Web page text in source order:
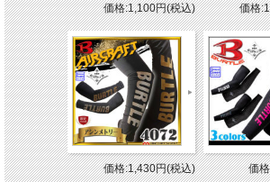
価格:1,100円(税込) 価格
価格:1,430円(税込) 価